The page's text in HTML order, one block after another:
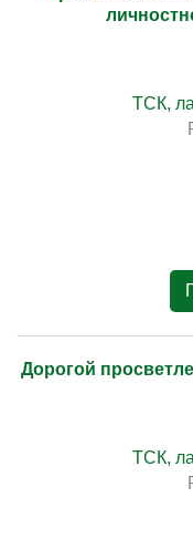
ТСК,
Дорогой
ТСК,